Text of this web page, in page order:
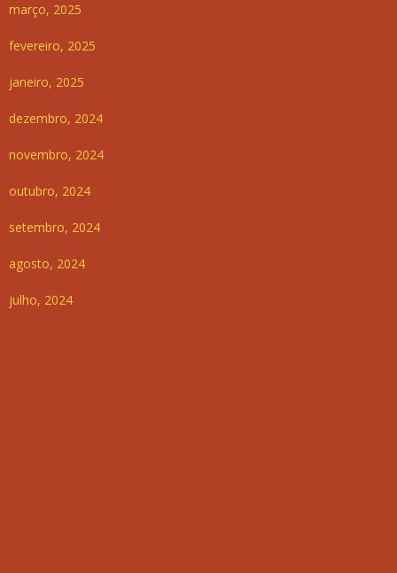
março, 2025
fevereiro, 2025
janeiro, 2025
dezembro, 2024
novembro, 2024
outubro, 2024
setembro, 2024
agosto, 2024
julho, 2024